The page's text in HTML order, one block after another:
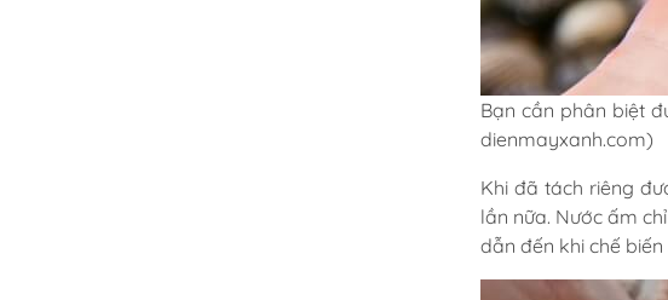
Bạn cần phân biệt
dienmayxanh.com)
Khi đã tách riêng
lần nữa. Nước ấm
dẫn đến khi chế